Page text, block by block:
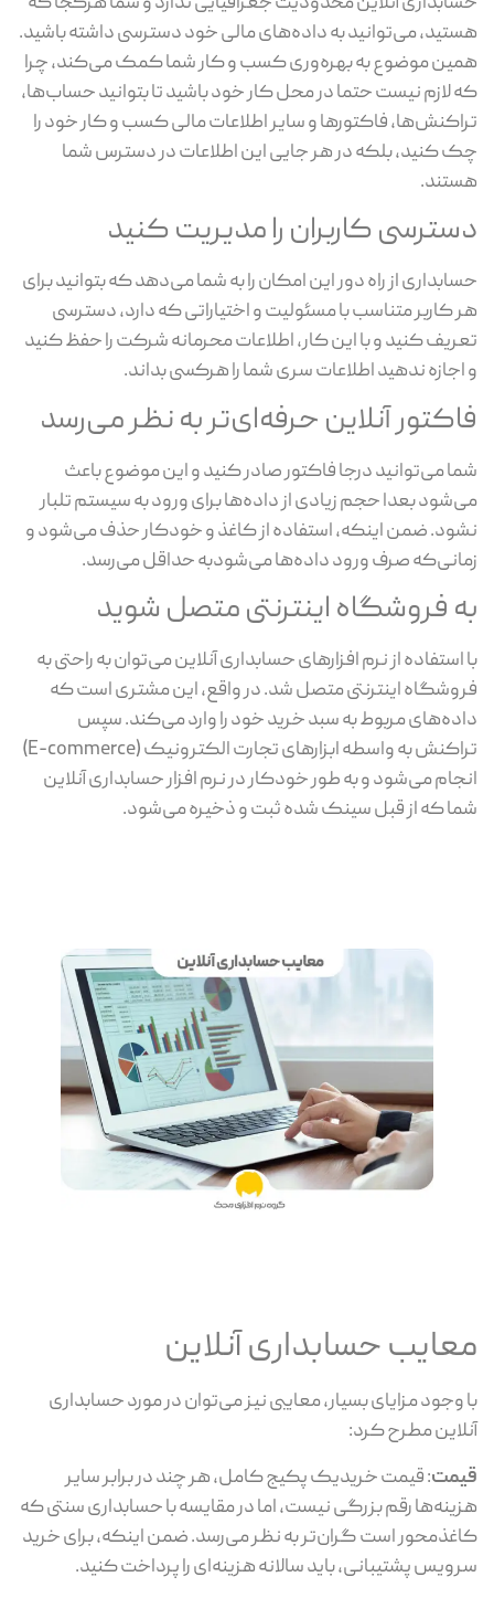
هستید، می‌توانید به داده‌های مالی خود دسترسی داشته باشید.
همین موضوع به بهره‌وری کسب و کار شما کمک می‌کند، چرا
که لازم نیست حتما در محل کار خود باشید تا بتوانید حساب‌ها،
تراکنش‌ها، فاکتورها و سایر اطلاعات مالی کسب و کار خود را
چک کنید، بلکه در هر جایی این اطلاعات در دسترس شما
هستند.
دسترسی کاربران را مدیریت کنید
حسابداری از راه دور این امکان را به شما می‌دهد که بتوانید برای
هر کاربر متناسب با مسئولیت و اختیاراتی که دارد، دسترسی
تعریف کنید و با این کار، اطلاعات محرمانه شرکت را حفظ کنید
و اجازه ندهید اطلاعات سری شما را هرکسی بداند.
فاکتور آنلاین حرفه‌ای‌تر به نظر می‌رسد
شما می‌توانید درجا فاکتور صادر کنید و این موضوع باعث
می‌شود بعدا حجم زیادی از داده‌ها برای ورود به سیستم تلبار
نشود. ضمن اینکه، استفاده از کاغذ و خودکار حذف می‌شود و
زمانی‌که صرف ورود داده‌ها می‌شودبه حداقل می‌رسد.
به فروشگاه اینترنتی متصل شوید
با استفاده از نرم افزارهای حسابداری آنلاین می‌توان به راحتی به
فروشگاه اینترنتی متصل شد. در واقع، این مشتری است که
داده‌های مربوط به سبد خرید خود را وارد می‌کند. سپس
تراکنش به واسطه ابزارهای تجارت الکترونیک (E-commerce)
انجام می‌شود و به طور خودکار در نرم افزار حسابداری آنلاین
شما که از قبل سینک شده ثبت و ذخیره می‌شود.
معایب حسابداری آنلاین
با وجود مزایای بسیار، معایبی نیز می‌توان در مورد حسابداری
آنلاین مطرح کرد:
قیمت: قیمت خریدیک پکیج کامل، هر چند در برابر سایر
هزینه‌ها رقم بزرگی نیست، اما در مقایسه با حسابداری سنتی که
کاغذمحور است گران‌تر به نظر می‌رسد. ضمن اینکه، برای خرید
سرویس پشتیبانی، باید سالانه هزینه‌ای را پرداخت کنید.